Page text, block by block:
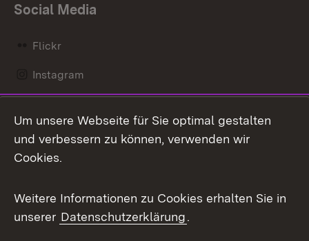
Social Media
Flickr
Instagram
Mastodon
Messenger
Social Wall
X / Twitter
Um unsere Webseite für Sie optimal gestalten
und verbessern zu können, verwenden wir
Cookies.
Weitere Informationen zu Cookies erhalten Sie in
unserer Datenschutzerklärung.